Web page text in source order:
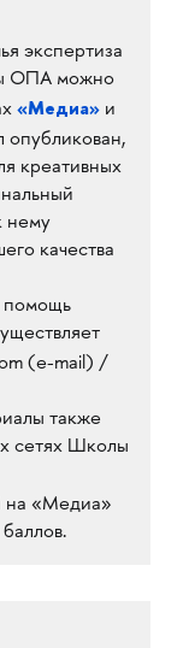
экспертиза
ОПА можно
«Медиа»и
опубликован,
креативных
нему
качества
помощь
(e-mail) /
также
сетях Школы
на «Медиа»